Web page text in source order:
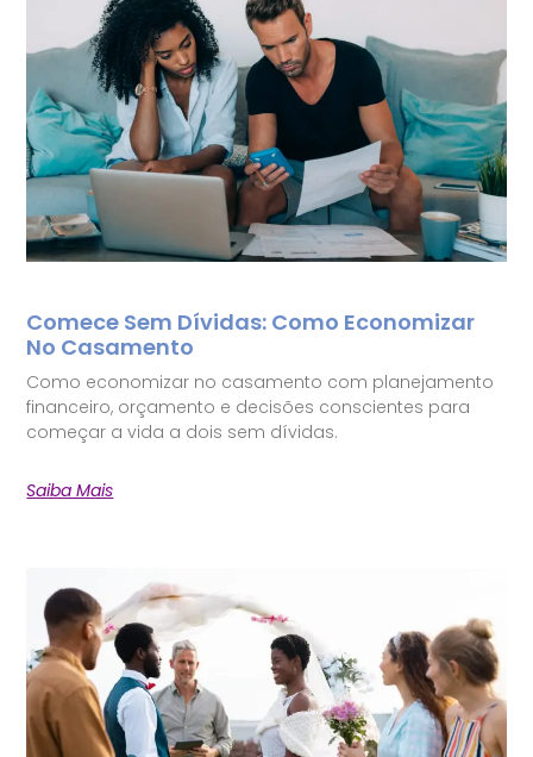
Comece Sem Dívidas: Como Economizar
No Casamento
Como economizar no casamento com planejamento
financeiro, orçamento e decisões conscientes para
começar a vida a dois sem dívidas.
Saiba Mais